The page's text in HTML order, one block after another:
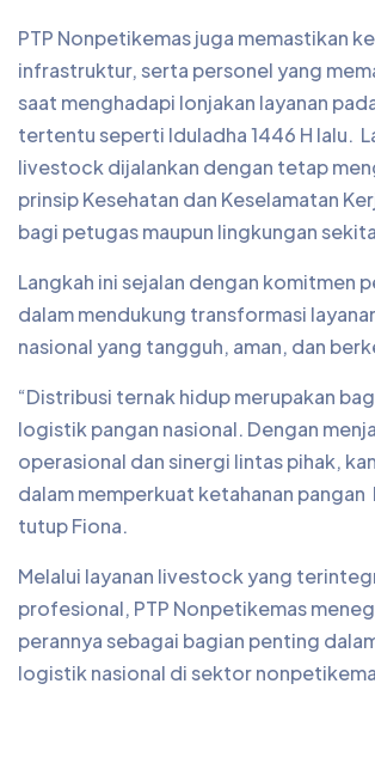
PTP Nonpetikemas juga memastikan
infrastruktur, serta personel yang
saat menghadapi lonjakan layanan
tertentu seperti Iduladha 1446 H lalu.
livestock dijalankan dengan tetap
prinsip Kesehatan dan Keselamatan
bagi petugas maupun lingkungan
Langkah ini sejalan dengan komitmen
dalam mendukung transformasi
nasional yang tangguh, aman, dan
“Distribusi ternak hidup merupakan
logistik pangan nasional. Dengan
operasional dan sinergi lintas pihak,
dalam memperkuat ketahanan pangan
tutup Fiona.
Melalui layanan livestock yang
profesional, PTP Nonpetikemas
perannya sebagai bagian penting
logistik nasional di sektor